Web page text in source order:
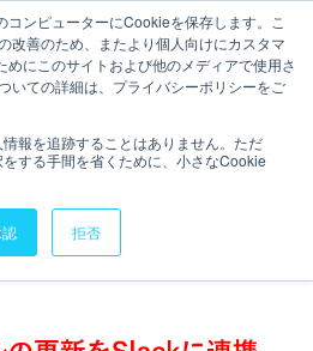
コンピューターにCookieを保存します。こ
改善のため、またより個人向けにカスタマ
にこのサイトおよび他のメディアで使用さ
いての詳細は、プライバシーポリシーをご
報を追跡することはありません。ただ
する手間を省くために、小さなCookie
拒否
お問い合わせ
を利用して編
の更新情報を
る【Write
】